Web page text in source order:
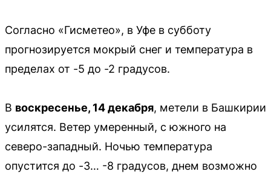
Согласно «Гисметео», в Уфе в субботу
прогнозируется мокрый снег и температура в
пределах от -5 до -2 градусов.
В воскресенье, 14 декабря, метели в Башкирии
усилятся. Ветер умеренный, с южного на
северо-западный. Ночью температура
опустится до -3… -8 градусов, днем возможно